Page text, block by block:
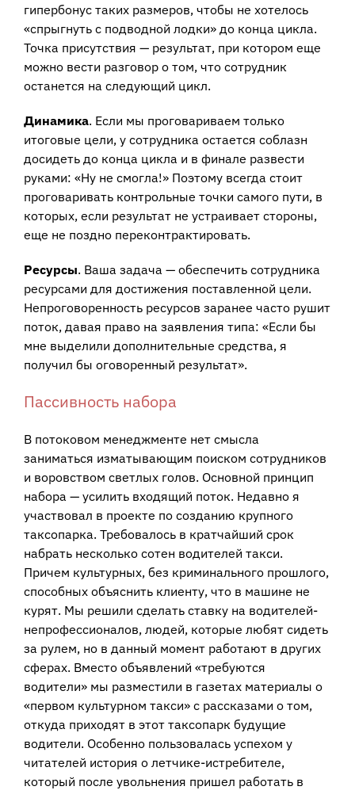
гипербонус таких размеров, чтобы не хотелось
«спрыгнуть с подводной лодки» до конца цикла.
Точка присутствия — результат, при котором еще
можно вести разговор о том, что сотрудник
останется на следующий цикл.
Динамика. Если мы проговариваем только
итоговые цели, у сотрудника остается соблазн
досидеть до конца цикла и в финале развести
руками: «Ну не смогла!» Поэтому всегда стоит
проговаривать контрольные точки самого пути, в
которых, если результат не устраивает стороны,
еще не поздно переконтрактировать.
Ресурсы. Ваша задача — обеспечить сотрудника
ресурсами для достижения поставленной цели.
Непроговоренность ресурсов заранее часто рушит
поток, давая право на заявления типа: «Если бы
мне выделили дополнительные средства, я
получил бы оговоренный результат».
Пассивность набора
В потоковом менеджменте нет смысла
заниматься изматывающим поиском сотрудников
и воровством светлых голов. Основной принцип
набора — усилить входящий поток. Недавно я
участвовал в проекте по созданию крупного
таксопарка. Требовалось в кратчайший срок
набрать несколько сотен водителей такси.
Причем культурных, без криминального прошлого,
способных объяснить клиенту, что в машине не
курят. Мы решили сделать ставку на водителей-
непрофессионалов, людей, которые любят сидеть
за рулем, но в данный момент работают в других
сферах. Вместо объявлений «требуются
водители» мы разместили в газетах материалы о
«первом культурном такси» с рассказами о том,
откуда приходят в этот таксопарк будущие
водители. Особенно пользовалась успехом у
читателей история о летчике-истребителе,
который после увольнения пришел работать в